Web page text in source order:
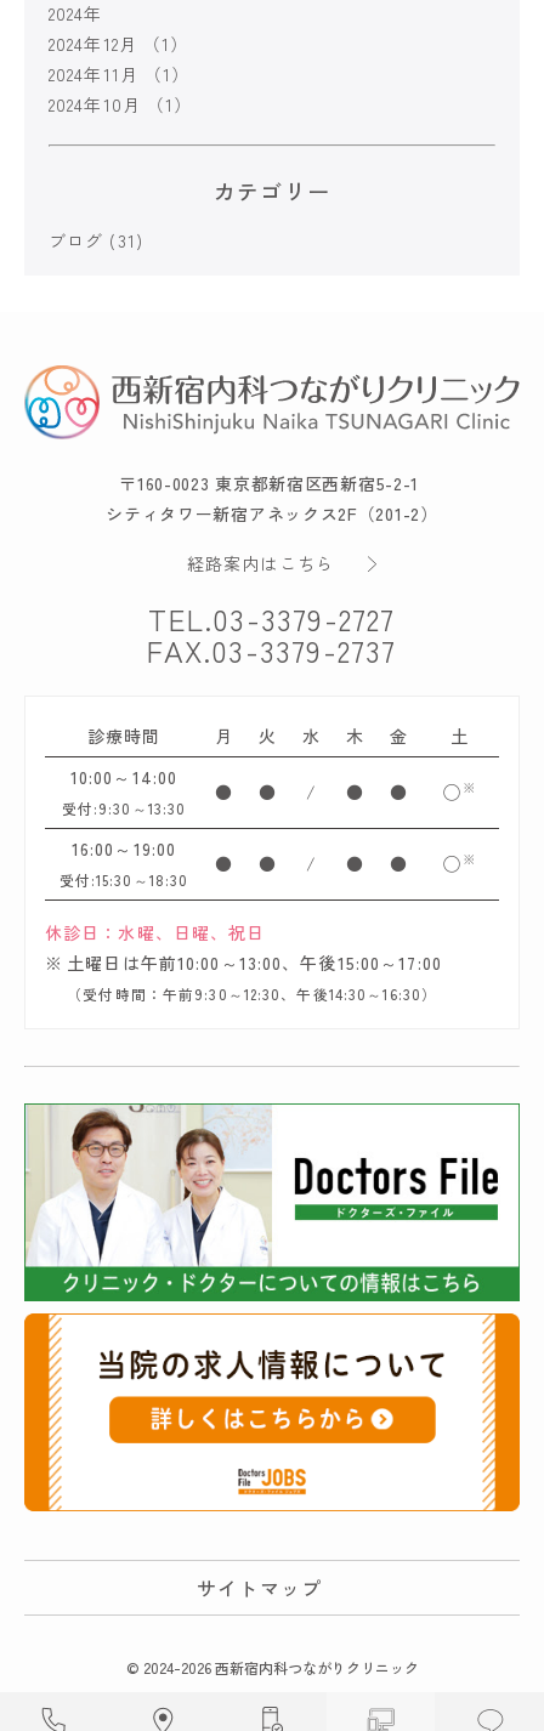
2024年
2024年12月
（1）
2024年11月
（1）
2024年10月
（1）
カテゴリー
ブログ (31)
〒160-0023 東京都新宿区西新宿5-2-1
シティタワー新宿アネックス2F（201-2）
経路案内はこちら
TEL.03-3379-2727
FAX.03-3379-2737
診療時間 月 火 水 木 金
土
10:00～14:00
受付:9:30～13:30
● ● / ● ● ◯ ※
16:00～19:00
受付:15:30～18:30
● ● / ● ● ◯ ※
休診日：水曜、日曜、祝日
土曜日は午前10:00～13:00、午後15:00～17:00
（受付時間：午前9:30～12:30、午後14:30～16:30）
サイトマップ
© 2024-2026 西新宿内科つながりクリニック